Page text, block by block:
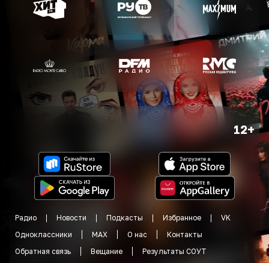
12+
Радио Новости Подкасты Избранное
VK
Одноклассники
MAX О нас
Контакты
Обратная связь
Вещание
Результаты СОУТ